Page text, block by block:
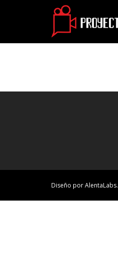
Diseño por AlentaLabs.